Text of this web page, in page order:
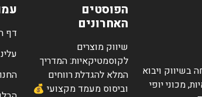
בשיווק ויבוא
מכוני יופי
הפוסטים
האחרונים
שיווק מוצרים
לקוסמטיקאיות: המדריך
המלא להגדלת רווחים
וביסוס מעמד מקצועי 💰
דף